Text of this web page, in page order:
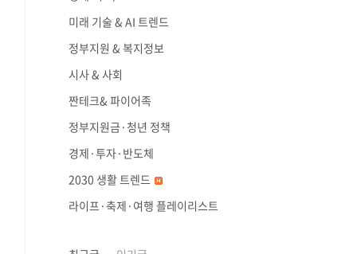
미래 기술 & AI 트렌드
정부지원 & 복지정보
시사 & 사회
짠테크& 파이어족
정부지원금·청년 정책
경제·투자·반도체
2030 생활 트렌드
라이프·축제·여행 플레이리스트